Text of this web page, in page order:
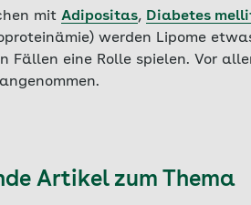
mit Adipositas, Diabetes
werden Lipome
Fällen eine Rolle spielen. Vor
Artikel zum Thema